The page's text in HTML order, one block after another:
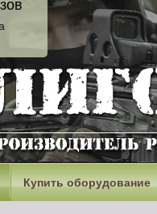
Купить оборудование